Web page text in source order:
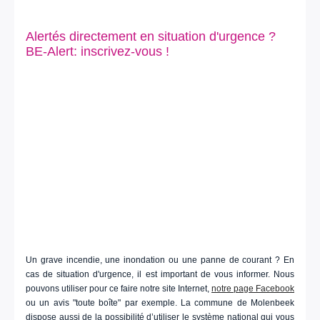
Alertés directement en situation d'urgence ?
BE-Alert: inscrivez-vous !
Un grave incendie, une inondation ou une panne de courant ? En
cas de situation d'urgence, il est important de vous informer. Nous
pouvons utiliser pour ce faire notre site Internet, notre page Facebook
ou un avis "toute boîte" par exemple. La commune de Molenbeek
dispose aussi de la possibilité d’utiliser le système national qui vous